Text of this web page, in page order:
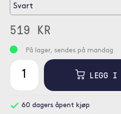
Svart
519 KR
På lager, sendes på mandag
LEGG I
60 dagers åpent kjøp